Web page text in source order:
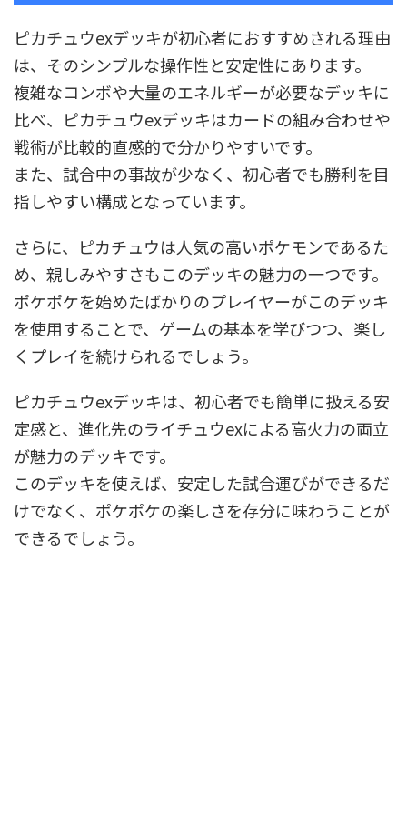
ピカチュウexデッキが初心者におすすめされる理由
は、そのシンプルな操作性と安定性にあります。
複雑なコンボや大量のエネルギーが必要なデッキに
比べ、ピカチュウexデッキはカードの組み合わせや
戦術が比較的直感的で分かりやすいです。
また、試合中の事故が少なく、初心者でも勝利を目
指しやすい構成となっています。
さらに、ピカチュウは人気の高いポケモンであるた
め、親しみやすさもこのデッキの魅力の一つです。
ポケポケを始めたばかりのプレイヤーがこのデッキ
を使用することで、ゲームの基本を学びつつ、楽し
くプレイを続けられるでしょう。
ピカチュウexデッキは、初心者でも簡単に扱える安
定感と、進化先のライチュウexによる高火力の両立
が魅力のデッキです。
このデッキを使えば、安定した試合運びができるだ
けでなく、ポケポケの楽しさを存分に味わうことが
できるでしょう。